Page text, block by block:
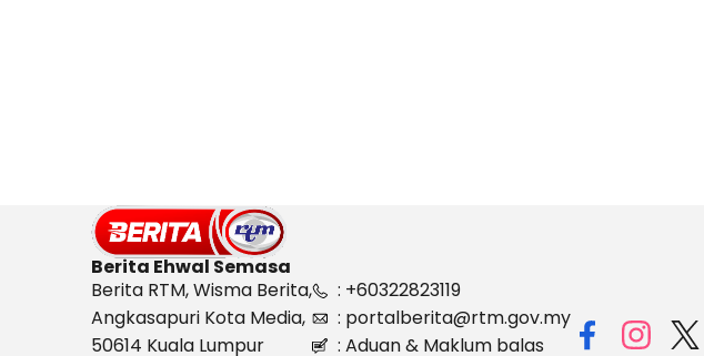
Berita Ehwal Semasa
Berita RTM, Wisma Berita,
Angkasapuri Kota Media,
50614 Kuala Lumpur
: +60322823119
: portalberita@rtm.gov.my
: Aduan & Maklum balas